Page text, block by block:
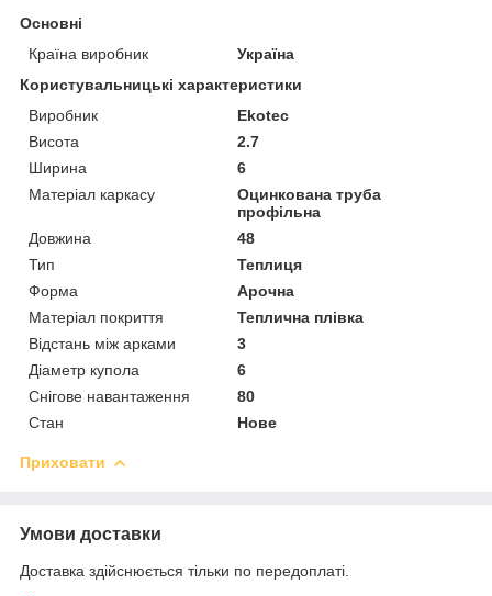
Основні
Країна виробник
Україна
Користувальницькі характеристики
Виробник
Ekotec
Висота
2.7
Ширина
6
Матеріал каркасу
Оцинкована труба
профільна
Довжина
48
Тип
Теплиця
Форма
Арочна
Матеріал покриття
Теплична плівка
Відстань між арками
3
Діаметр купола
6
Снігове навантаження
80
Стан
Нове
Приховати
Умови доставки
Доставка здійснюється тільки по передоплаті.